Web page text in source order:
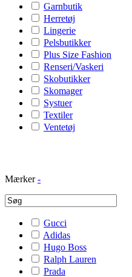
Garnbutik
Herretøj
Lingerie
Pelsbutikker
Plus Size Fashion
Renseri/Vaskeri
Skobutikker
Skomager
Systuer
Textiler
Ventetøj
Mærker -
Gucci
Adidas
Hugo Boss
Ralph Lauren
Prada